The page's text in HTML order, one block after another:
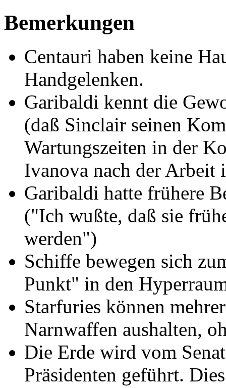
Bemerkungen
Centauri haben keine
Handgelenken.
Garibaldi kennt die
(daß Sinclair seinen
Wartungszeiten in der
Ivanova nach der Arbeit
Garibaldi hatte frühere
("Ich wußte, daß sie
werden")
Schiffe bewegen sich
Punkt" in den
Starfuries können
Narnwaffen aushalten,
Die Erde wird vom
Präsidenten geführt.